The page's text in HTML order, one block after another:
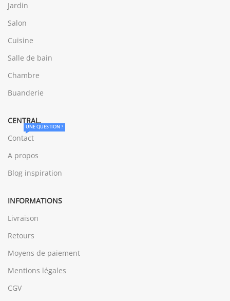
Jardin
Salon
Cuisine
Salle de bain
Chambre
Buanderie
CENTRAL.
Contact
UNE QUESTION ?
A propos
Blog inspiration
INFORMATIONS
Livraison
Retours
Moyens de paiement
Mentions légales
CGV